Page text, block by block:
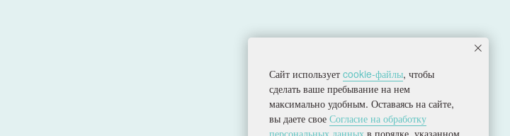
Политика конфиденциальности
Согласие на обработку персональных данных
Разработка сайта
Сайт использует cookie-файлы, чтобы
сделать ваше пребывание на нем
максимально удобным. Оставаясь на сайте,
вы даете свое Согласие на обработку